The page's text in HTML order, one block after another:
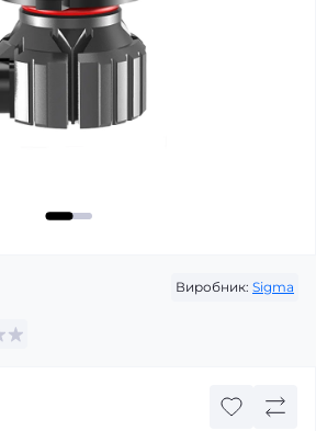
Виробник: Sigma